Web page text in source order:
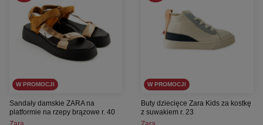
W PROMOCJI
Sandały damskie ZARA na
platformie na rzepy brązowe r. 40
W PROMOCJI
Buty dziecięce Zara Kids za kostkę
z suwakiem r. 23